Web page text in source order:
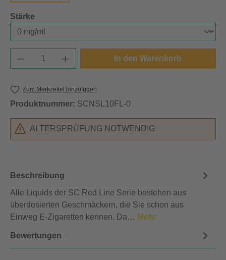
Stärke
Produkt Anzahl: Gib den gewünschten
In den Warenkorb
Zum Merkzettel hinzufügen
Produktnummer: SCNSL10FL-0
ALTERSPRÜFUNG NOTWENDIG
Beschreibung
Alle Liquids der SC Red Line Serie bestehen aus
überdosierten Geschmäckern, die Sie schon aus
Einweg E-Zigaretten kennen. Da… Mehr
Bewertungen